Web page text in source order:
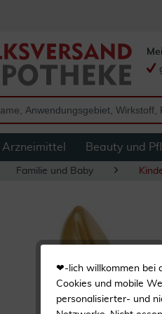
Arzneimittel Beauty und
Familie und Baby
❤-lich willkommen bei
Cookies und mobile
personalisierter- und